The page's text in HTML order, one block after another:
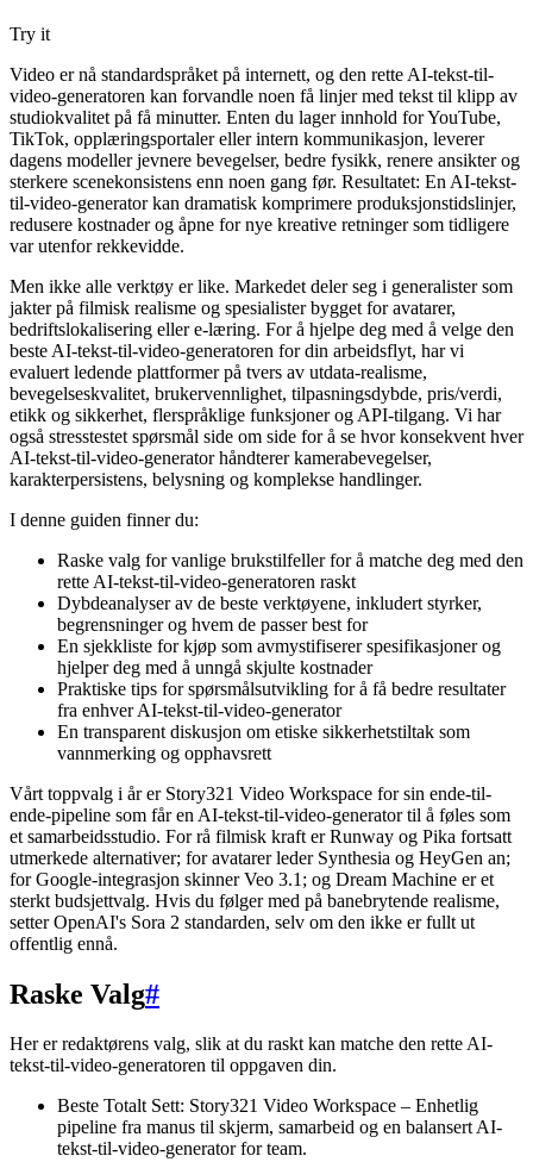
Try it
Video er nå standardspråket på internett, og den rette AI-tekst-til-
video-generatoren kan forvandle noen få linjer med tekst til klipp av
studiokvalitet på få minutter. Enten du lager innhold for YouTube,
TikTok, opplæringsportaler eller intern kommunikasjon, leverer
dagens modeller jevnere bevegelser, bedre fysikk, renere ansikter og
sterkere scenekonsistens enn noen gang før. Resultatet: En AI-tekst-
til-video-generator kan dramatisk komprimere produksjonstidslinjer,
redusere kostnader og åpne for nye kreative retninger som tidligere
var utenfor rekkevidde.
Men ikke alle verktøy er like. Markedet deler seg i generalister som
jakter på filmisk realisme og spesialister bygget for avatarer,
bedriftslokalisering eller e-læring. For å hjelpe deg med å velge den
beste AI-tekst-til-video-generatoren for din arbeidsflyt, har vi
evaluert ledende plattformer på tvers av utdata-realisme,
bevegelseskvalitet, brukervennlighet, tilpasningsdybde, pris/verdi,
etikk og sikkerhet, flerspråklige funksjoner og API-tilgang. Vi har
også stresstestet spørsmål side om side for å se hvor konsekvent hver
AI-tekst-til-video-generator håndterer kamerabevegelser,
karakterpersistens, belysning og komplekse handlinger.
I denne guiden finner du:
Raske valg for vanlige brukstilfeller for å matche deg med den
rette AI-tekst-til-video-generatoren raskt
Dybdeanalyser av de beste verktøyene, inkludert styrker,
begrensninger og hvem de passer best for
En sjekkliste for kjøp som avmystifiserer spesifikasjoner og
hjelper deg med å unngå skjulte kostnader
Praktiske tips for spørsmålsutvikling for å få bedre resultater
fra enhver AI-tekst-til-video-generator
En transparent diskusjon om etiske sikkerhetstiltak som
vannmerking og opphavsrett
Vårt toppvalg i år er Story321 Video Workspace for sin ende-til-
ende-pipeline som får en AI-tekst-til-video-generator til å føles som
et samarbeidsstudio. For rå filmisk kraft er Runway og Pika fortsatt
utmerkede alternativer; for avatarer leder Synthesia og HeyGen an;
for Google-integrasjon skinner Veo 3.1; og Dream Machine er et
sterkt budsjettvalg. Hvis du følger med på banebrytende realisme,
setter OpenAI's Sora 2 standarden, selv om den ikke er fullt ut
offentlig ennå.
Raske Valg#
Her er redaktørens valg, slik at du raskt kan matche den rette AI-
tekst-til-video-generatoren til oppgaven din.
Beste Totalt Sett: Story321 Video Workspace – Enhetlig
pipeline fra manus til skjerm, samarbeid og en balansert AI-
tekst-til-video-generator for team.